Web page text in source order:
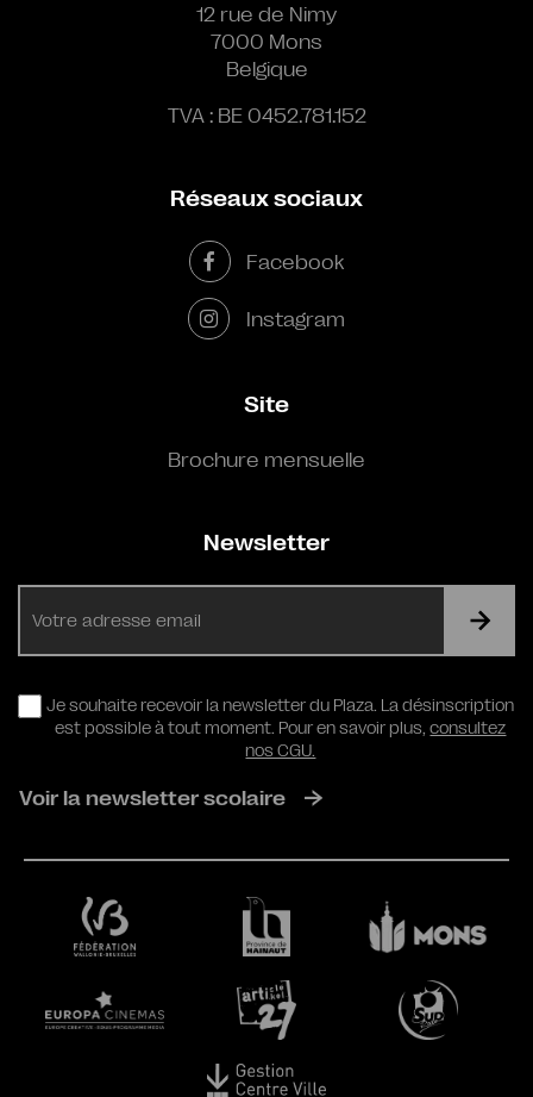
12 rue de Nimy
7000 Mons
Belgique
TVA : BE 0452.781.152
Réseaux sociaux
Facebook
Instagram
Site
Brochure mensuelle
Newsletter
RGPD
Je souhaite recevoir la newsletter du Plaza. La désinscription
est possible à tout moment. Pour en savoir plus,consultez
nos CGU.
Voir la newsletter scolaire